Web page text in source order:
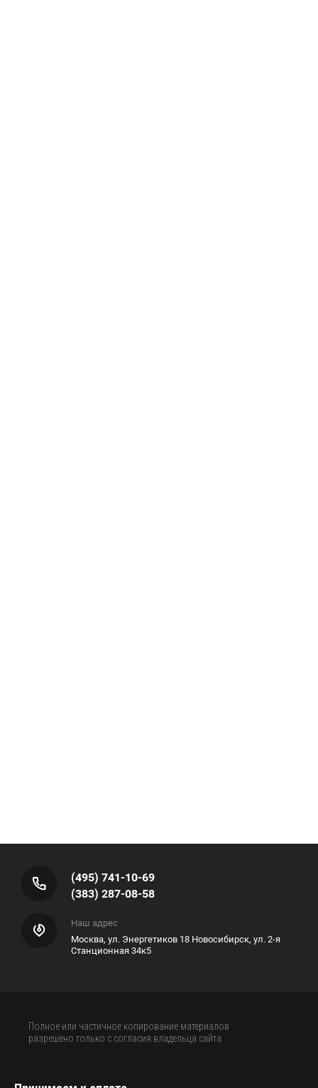
(495) 741-10-69
(383) 287-08-58
Наш адрес
Москва, ул. Энергетиков 18 Новосибирск, ул. 2-я
Станционная 34к5
Полное или частичное копирование материалов
разрешено только с согласия владельца сайта